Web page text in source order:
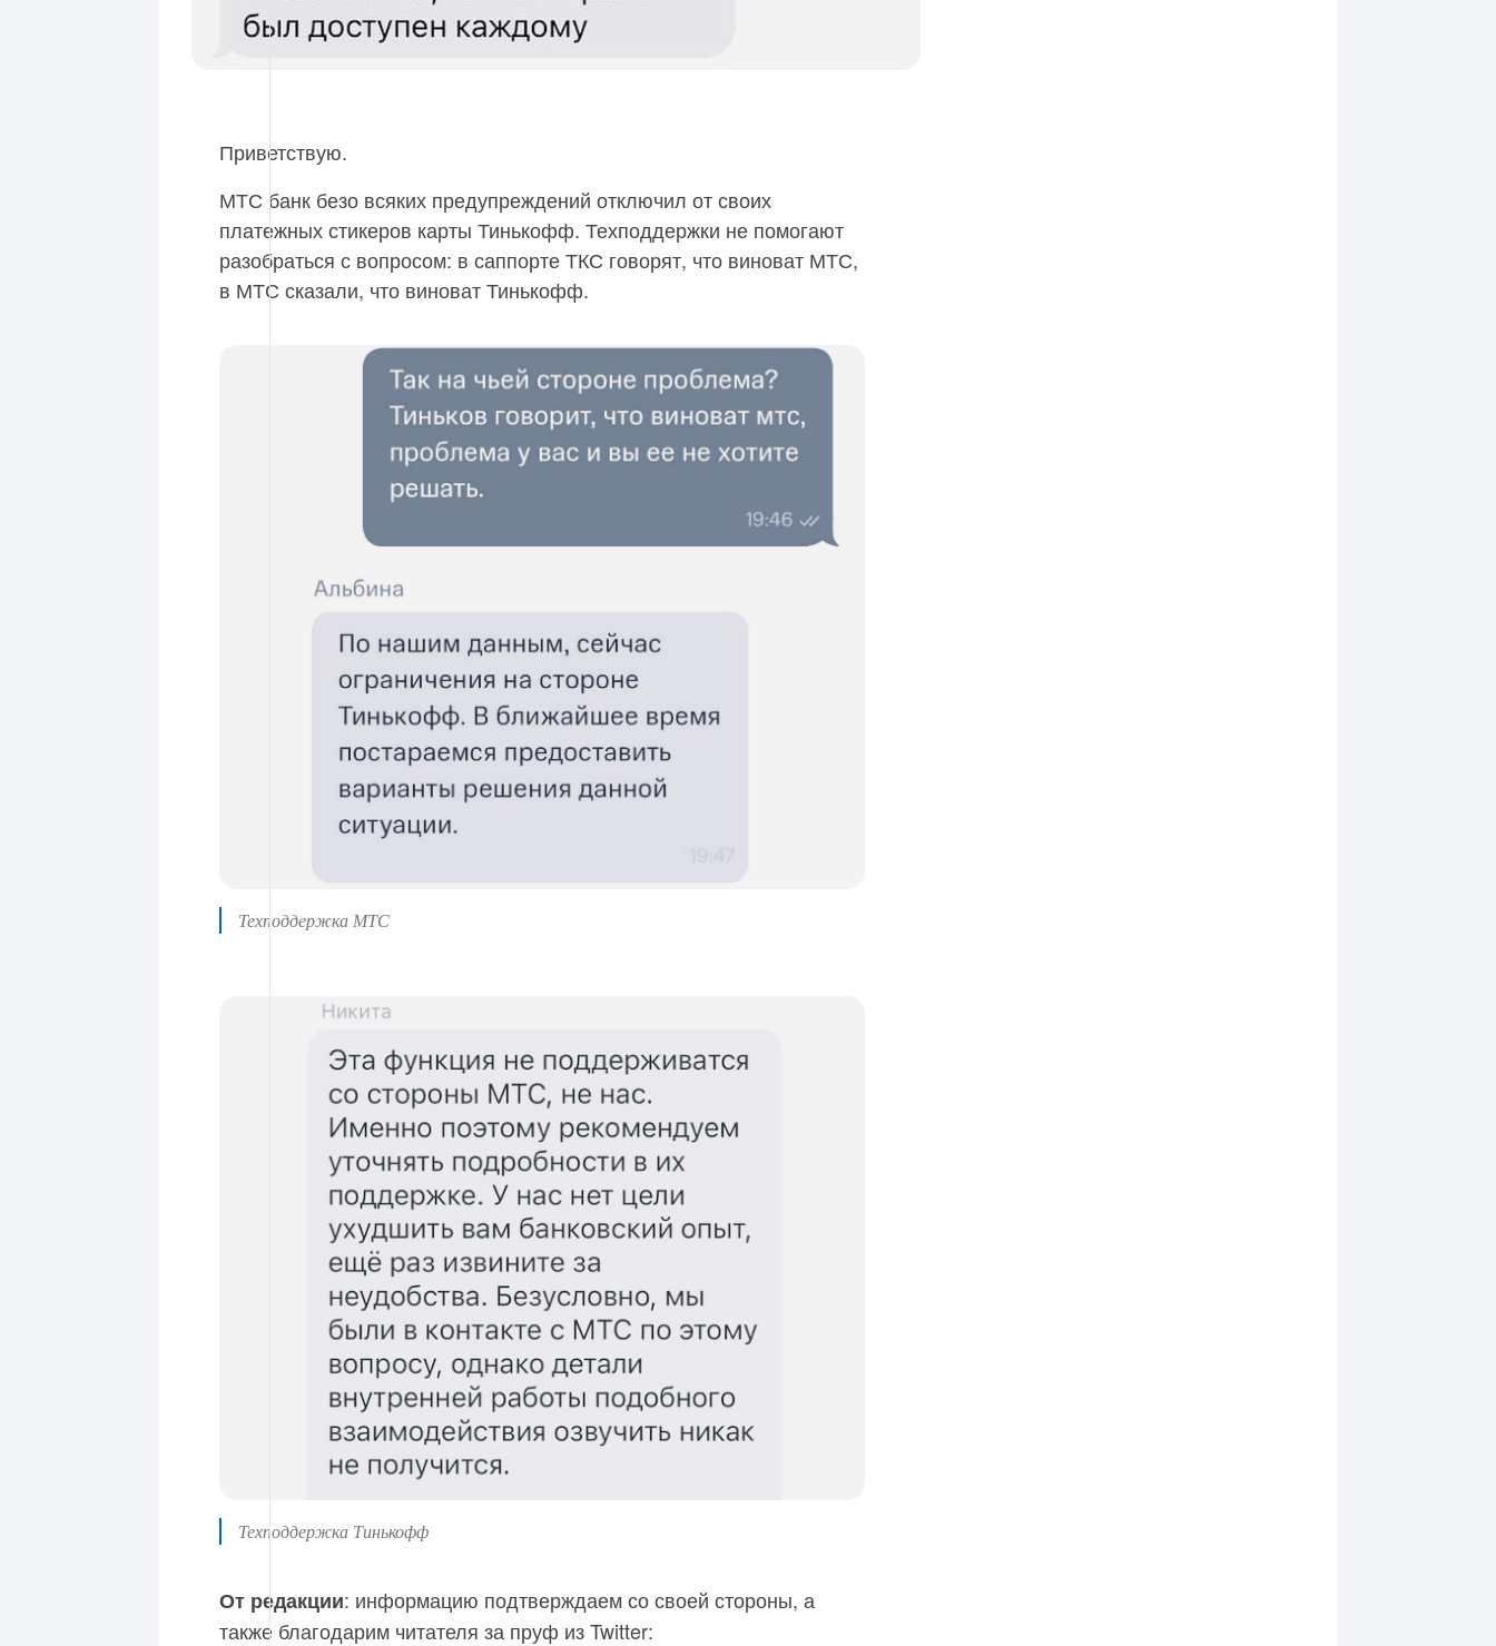
Приветствую.
МТС банк безо всяких предупреждений отключил от своих
платежных стикеров карты Тинькофф. Техподдержки не помогают
разобраться с вопросом: в саппорте ТКС говорят, что виноват МТС,
в МТС сказали, что виноват Тинькофф.
Техподдержка МТС
Техподдержка Тинькофф
От редакции: информацию подтверждаем со своей стороны, а
также благодарим читателя за пруф из Twitter: